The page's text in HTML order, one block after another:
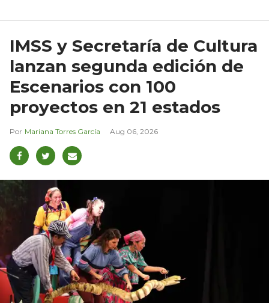
IMSS y Secretaría de Cultura
lanzan segunda edición de
Escenarios con 100
proyectos en 21 estados
Mariana Torres García Aug 06, 2026